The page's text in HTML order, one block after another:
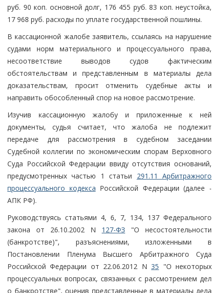
руб. 90 коп. основной долг, 176 455 руб. 83 коп. неустойка,
17 968 руб. расходы по уплате государственной пошлины.
В кассационной жалобе заявитель, ссылаясь на нарушение
судами норм материального и процессуального права,
несоответствие выводов судов фактическим
обстоятельствам и представленным в материалы дела
доказательствам, просит отменить судебные акты и
направить обособленный спор на новое рассмотрение.
Изучив кассационную жалобу и приложенные к ней
документы, судья считает, что жалоба не подлежит
передаче для рассмотрения в судебном заседании
Судебной коллегии по экономическим спорам Верховного
Суда Российской Федерации ввиду отсутствия оснований,
предусмотренных частью 1 статьи 291.11 Арбитражного
процессуального кодекса Российской Федерации (далее -
АПК РФ).
Руководствуясь статьями 4, 6, 7, 134, 137 Федерального
закона от 26.10.2002 N 127-ФЗ "О несостоятельности
(банкротстве)", разъяснениями, изложенными в
Постановлении Пленума Высшего Арбитражного Суда
Российской Федерации от 22.06.2012 N35 "О некоторых
процессуальных вопросах, связанных с рассмотрением дел
о банкротстве", оценив представленные в материалы дела